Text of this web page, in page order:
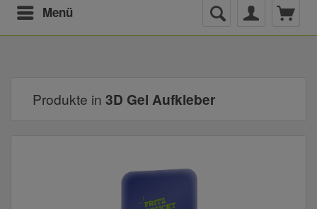
Menü
Produkte in 3D Gel Aufkleber